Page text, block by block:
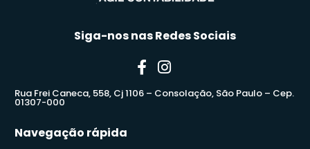
Siga-nos nas Redes Sociais
Rua Frei Caneca, 558, Cj 1106 – Consolação, São Paulo – Cep.
01307-000
Navegação rápida